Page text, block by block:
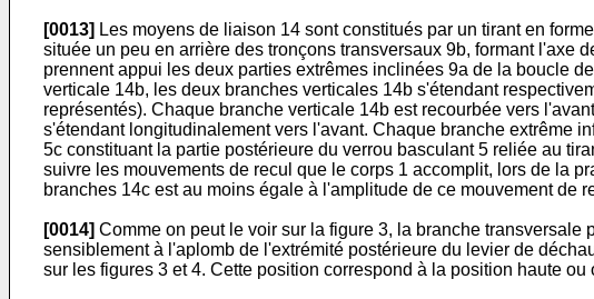
[0013] Les moyens de liaison 14 sont constitués par un tirant en
située un peu en arrière des tronçons transversaux 9b, formant l'axe
prennent appui les deux parties extrêmes inclinées 9a de la boucle
verticale 14b, les deux branches verticales 14b s'étendant
représentés). Chaque branche verticale 14b est recourbée vers
s'étendant longitudinalement vers l'avant. Chaque branche extrême
5c constituant la partie postérieure du verrou basculant 5 reliée au
suivre les mouvements de recul que le corps 1 accomplit, lors de la
branches 14c est au moins égale à l'amplitude de ce mouvement de
[0014] Comme on peut le voir sur la figure 3, la branche
sensiblement à l'aplomb de l'extrémité postérieure du levier de
sur les figures 3 et 4. Cette position correspond à la position haute